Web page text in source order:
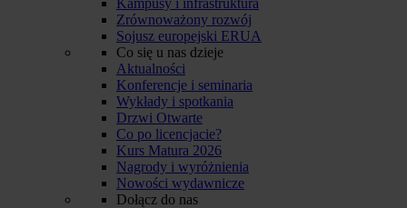
Zrównoważony rozwój
Sojusz europejski ERUA
Co się u nas dzieje
Aktualności
Konferencje i seminaria
Wykłady i spotkania
Drzwi Otwarte
Co po licencjacie?
Kurs Matura 2026
Nagrody i wyróżnienia
Nowości wydawnicze
Dołącz do nas